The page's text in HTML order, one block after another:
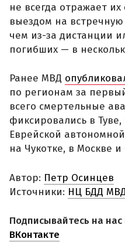
не всегда отражает
выездом на
чем из-за дистанции
погибших — в
Ранее МВД
по регионам за
всего смертельные
фиксировались в
Еврейской
на Чукотке, в Москве
Автор: Петр Осинцев
Источники: НЦ БДД
Подписывайтесь на нас
ВКонтакте